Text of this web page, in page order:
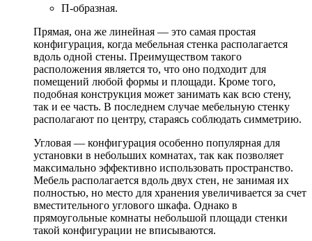
П-образная.
Прямая, она же линейная — это самая простая
конфигурация, когда мебельная стенка располагается
вдоль одной стены. Преимуществом такого
расположения является то, что оно подходит для
помещений любой формы и площади. Кроме того,
подобная конструкция может занимать как всю стену,
так и ее часть. В последнем случае мебельную стенку
располагают по центру, стараясь соблюдать симметрию.
Угловая — конфигурация особенно популярная для
установки в небольших комнатах, так как позволяет
максимально эффективно использовать пространство.
Мебель располагается вдоль двух стен, не занимая их
полностью, но место для хранения увеличивается за счет
вместительного углового шкафа. Однако в
прямоугольные комнаты небольшой площади стенки
такой конфигурации не вписываются.